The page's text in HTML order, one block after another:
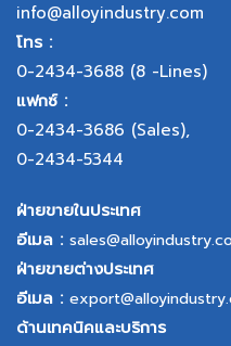
info@alloyindustry.com
โทร :
0-2434-3688 (8 -Lines)
แฟกซ์ :
0-2434-3686 (Sales),
0-2434-5344
ฝ่ายขายในประเทศ
อีเมล :
ฝ่ายขายต่างประเทศ
อีเมล :
ด้านเทคนิคและบริการ